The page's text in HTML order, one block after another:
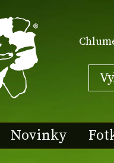
Novinky